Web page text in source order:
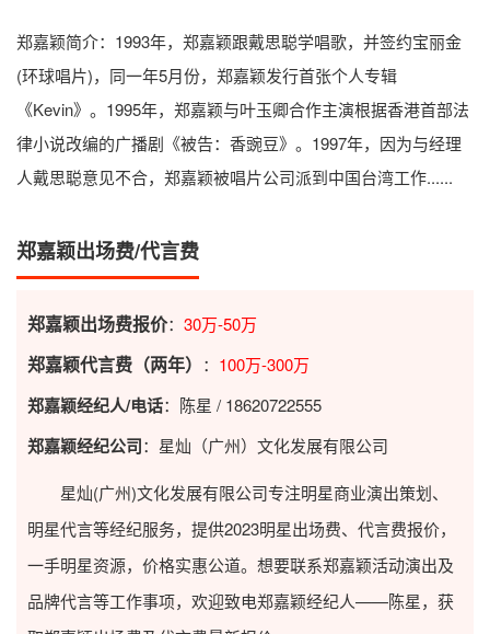
郑嘉颖简介：1993年，郑嘉颖跟戴思聪学唱歌，并签约宝丽金
(环球唱片)，同一年5月份，郑嘉颖发行首张个人专辑
《Kevin》。1995年，郑嘉颖与叶玉卿合作主演根据香港首部法
律小说改编的广播剧《被告：香豌豆》。1997年，因为与经理
人戴思聪意见不合，郑嘉颖被唱片公司派到中国台湾工作......
郑嘉颖出场费/代言费
郑嘉颖出场费报价： 30万-50万
郑嘉颖代言费（两年） ： 100万-300万
郑嘉颖经纪人/电话：陈星 / 18620722555
郑嘉颖经纪公司：星灿（广州）文化发展有限公司
星灿(广州)文化发展有限公司专注明星商业演出策划、
明星代言等经纪服务，提供2023明星出场费、代言费报价，
一手明星资源，价格实惠公道。想要联系郑嘉颖活动演出及
品牌代言等工作事项，欢迎致电郑嘉颖经纪人——陈星，获